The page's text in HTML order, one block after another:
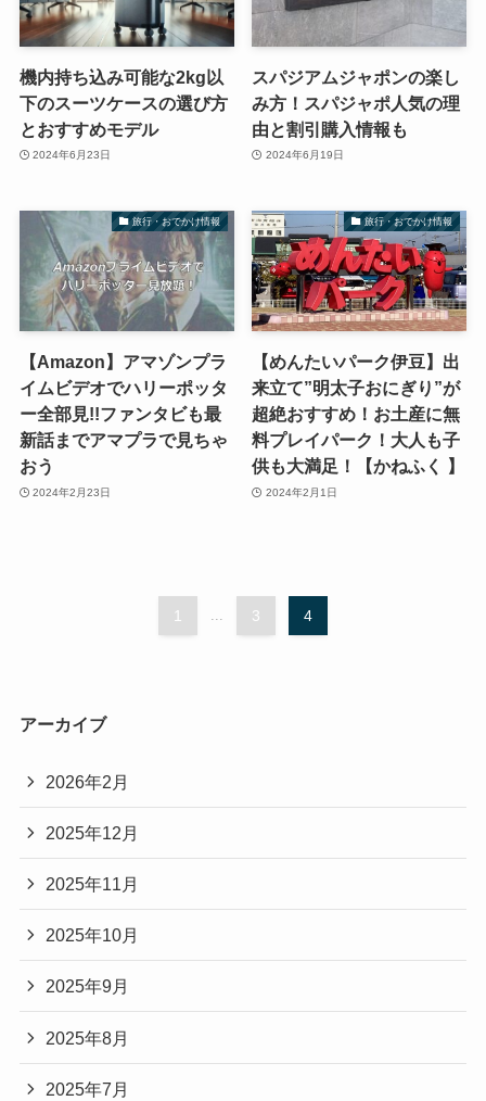
機内持ち込み可能な2kg以
下のスーツケースの選び方
とおすすめモデル
2024年6月23日
スパジアムジャポンの楽し
み方！スパジャポ人気の理
由と割引購入情報も
2024年6月19日
旅行・おでかけ情報
【Amazon】アマゾンプラ
イムビデオでハリーポッタ
ー全部見!!ファンタビも最
新話までアマプラで見ちゃ
おう
2024年2月23日
旅行・おでかけ情報
【めんたいパーク伊豆】出
来立て”明太子おにぎり”が
超絶おすすめ！お土産に無
料プレイパーク！大人も子
供も大満足！【かねふく 】
2024年2月1日
1 3 4
アーカイブ
2026年2月
2025年12月
2025年11月
2025年10月
2025年9月
2025年8月
2025年7月